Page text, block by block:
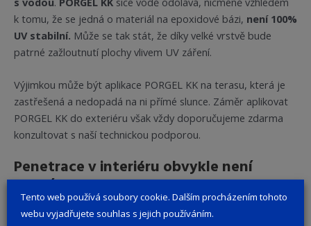
k tomu, že se jedná o materiál na epoxidové bázi, není 100%
UV stabilní. Může se tak stát, že díky velké vrstvě bude
patrné zažloutnutí plochy vlivem UV záření.
Výjimkou může být aplikace PORGEL KK na terasu, která je
zastřešená a nedopadá na ni přímé slunce. Záměr aplikovat
PORGEL KK do exteriéru však vždy doporučujeme zdarma
konzultovat s naší technickou podporou.
Penetrace v interiéru obvykle není
nutná
Kamenné koberce obecně mají jistou „samopenetrační“
Tento web používá soubory cookie. Dalším procházením tohoto
webu vyjadřujete souhlas s jejich používáním.